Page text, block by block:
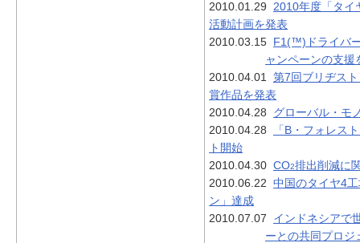
2010.01.29 2010年度「タイ
活動計画を発表
2010.03.15 F1(™)ドライバ
ャンペーンの支援
2010.04.01 第7回ブリヂス
賞作品を発表
2010.04.28 グローバル・モ
2010.04.28
「B・フォレス
ト開始
2010.04.30 CO2排出削減に
2010.06.22 中国のタイヤ4
ン」達成
2010.07.07 インドネシアで
ーとの共同プロジ